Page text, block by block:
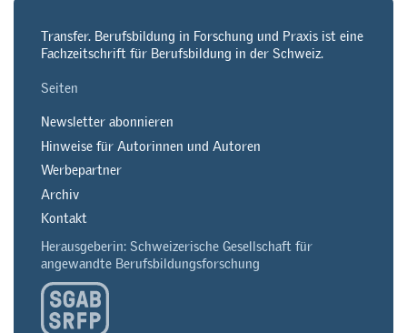
Transfer. Berufsbildung in Forschung und Praxis ist eine
Fachzeitschrift für Berufsbildung in der Schweiz.
Seiten
Newsletter abonnieren
Hinweise für Autorinnen und Autoren
Werbepartner
Archiv
Kontakt
Herausgeberin: Schweizerische Gesellschaft für
angewandte Berufsbildungsforschung